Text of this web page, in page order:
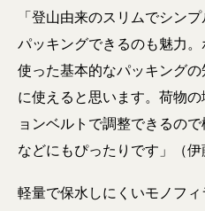
「登山由来のスリムでシン
パッキングできるのも魅力
使った基本的なパッキング
に使えると思います。荷物
ョンベルトで調整できるの
などにもぴったりです」（伊
軽量で保水しにくいモノフ